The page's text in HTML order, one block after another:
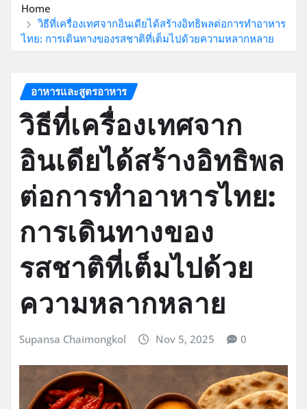
Home
วิธีที่เครื่องเทศจากอินเดียได้สร้างอิทธิพลต่อการทำอาหาร
ไทย: การเดินทางของรสชาติที่เต็มไปด้วยความหลากหลาย
อาหารและสูตรอาหาร
วิธีที่เครื่องเทศจาก
อินเดียได้สร้างอิทธิพล
ต่อการทำอาหารไทย:
การเดินทางของ
รสชาติที่เต็มไปด้วย
ความหลากหลาย
Supansa Chaimongkol Nov 5, 2025 0